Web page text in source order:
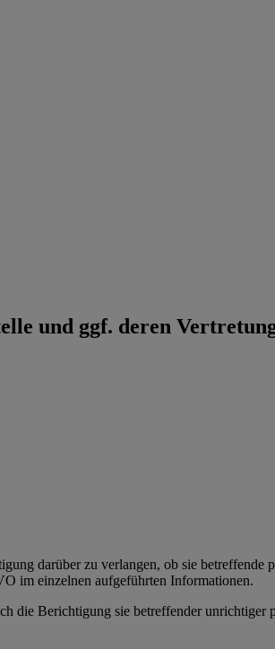
und ggf. deren
darüber zu verlangen, ob sie betreffende
im einzelnen aufgeführten Informationen.
die Berichtigung sie betreffender